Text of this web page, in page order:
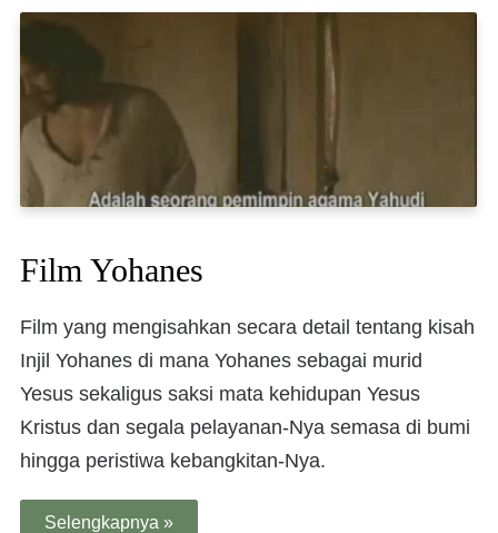
Film Yohanes
Film yang mengisahkan secara detail tentang kisah
Injil Yohanes di mana Yohanes sebagai murid
Yesus sekaligus saksi mata kehidupan Yesus
Kristus dan segala pelayanan-Nya semasa di bumi
hingga peristiwa kebangkitan-Nya.
Selengkapnya »